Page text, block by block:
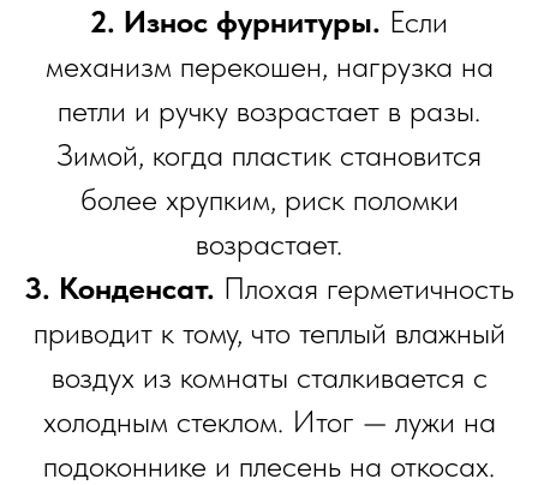
2. Износ фурнитуры. Если
механизм перекошен, нагрузка на
петли и ручку возрастает в разы.
Зимой, когда пластик становится
более хрупким, риск поломки
возрастает.
3. Конденсат. Плохая герметичность
приводит к тому, что теплый влажный
воздух из комнаты сталкивается с
холодным стеклом. Итог — лужи на
подоконнике и плесень на откосах.